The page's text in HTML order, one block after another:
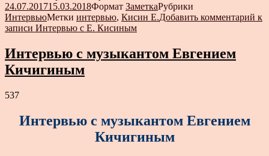
24.07.201715.03.2018Формат ЗаметкаРубрики
ИнтервьюМетки интервью, Кисин Е.Добавить комментарий к
записи Интервью с Е. Кисиным
Интервью с музыкантом Евгением
Кичигиным
537
Интервью с музыкантом Евгением
Кичигиным